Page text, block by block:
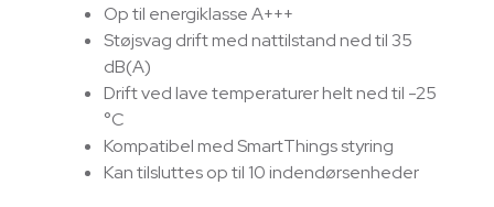
Op til energiklasse A+++
Støjsvag drift med nattilstand ned til 35
dB(A)
Drift ved lave temperaturer helt ned til -25
°C
Kompatibel med SmartThings styring
Kan tilsluttes op til 10 indendørsenheder